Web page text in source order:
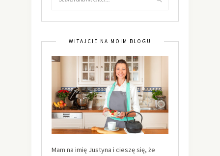
WITAJCIE NA MOIM BLOGU
Mam na imię Justyna i cieszę się, że